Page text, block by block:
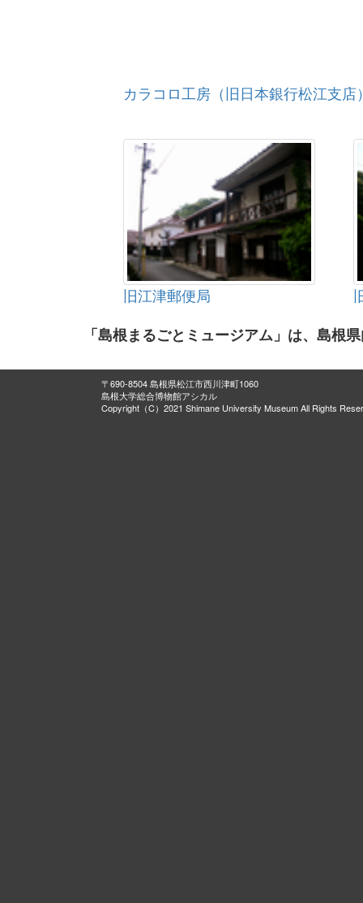
カラコロ工房（旧日本銀行松江支店
旧江津郵便局
「島根まるごとミュージアム」は、島根
〒690-8504 島根県松江市西川津町1060
島根大学総合博物館アシカル
Copyright（C）2021 Shimane University Museum All Rights